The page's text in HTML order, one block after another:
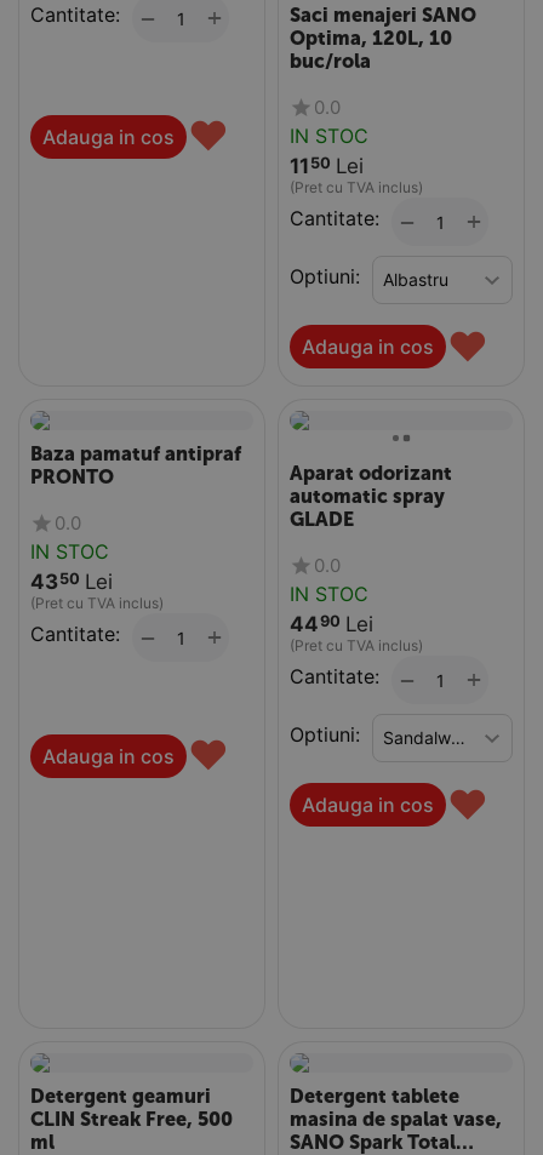
Cantitate: +
−
Adauga in cos ♥
Saci menajeri SANO
Optima, 120L, 10
buc/rola
0.0
IN STOC
11 50 Lei
(Pret cu TVA inclus)
Cantitate: +
−
Optiuni:
Adauga in cos ♥
Baza pamatuf antipraf
PRONTO
0.0
IN STOC
4350 Lei
(Pret cu TVA inclus)
Cantitate: +
−
Adauga in cos ♥
Aparat odorizant
automatic spray
GLADE
0.0
IN STOC
4490 Lei
(Pret cu TVA inclus)
Cantitate: +
−
Optiuni:
Adauga in cos ♥
Detergent geamuri
CLIN Streak Free, 500
ml
Detergent tablete
masina de spalat vase,
SANO Spark Total